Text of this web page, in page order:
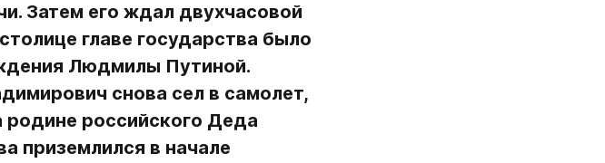
Затем его ждал двухчасовой
главе государства было
Людмилы Путиной.
снова сел в самолет,
родине российского Деда
приземлился в начале